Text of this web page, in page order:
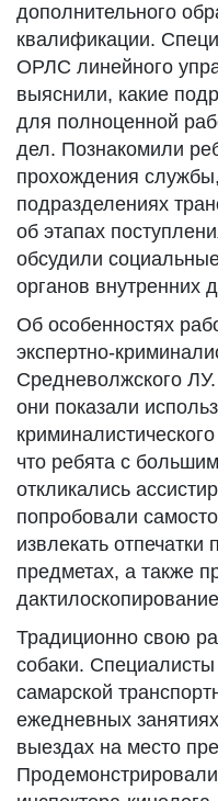
дополнительного
квалификации.
ОРЛС линейного
выяснили, какие
для полноценной
дел. Познакомили
прохождения
подразделениях
об этапах
обсудили
органов внутренних
Об особенностях
экспертно-
Средневолжского
они показали
что ребята с
откликались
попробовали
извлекать
предметах, а также
Традиционно свою
собаки. Специалисты
самарской
ежедневных
выездах на место